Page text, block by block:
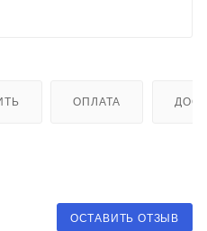
ОПЛАТА
ОСТАВИТЬ ОТЗЫВ